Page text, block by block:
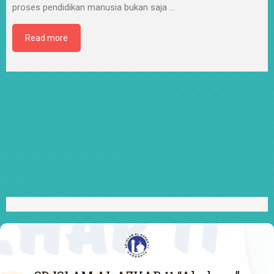
proses pendidikan manusia bukan saja …
Read more